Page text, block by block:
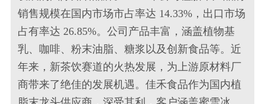
销售规模在国内市场市占率达 14.33%，出口市场
占有率达 26.85%。公司产品丰富，涵盖植物基
乳、咖啡、粉末油脂、糖浆以及创新食品等。近
年来，新茶饮赛道的火热发展，为上游原材料厂
商带来了绝佳的发展机遇。佳禾食品作为国内植